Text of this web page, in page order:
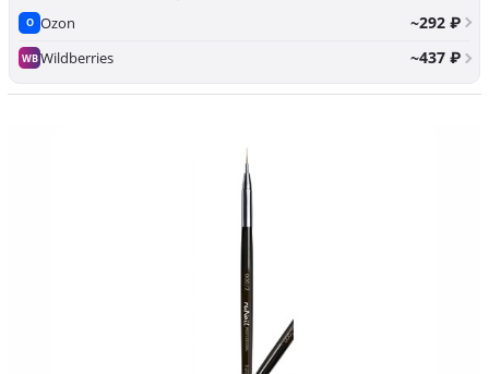
O Ozon ~292 ₽
WBWildberries ~437 ₽